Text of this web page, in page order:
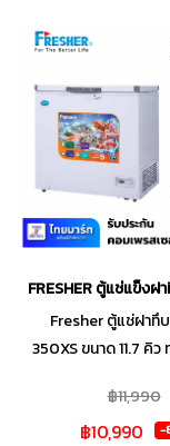
FRESHER ตู้แช่แข็งฝ
Fresher ตู้แช่ฝาทึ
350XS ขนาด 11.7 คิว
Freezer Digital
ขนาดใหญ่หมุนได้
฿11,990
฿10,990 -